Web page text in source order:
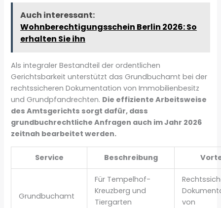
Auch interessant:
Wohnberechtigungsschein Berlin 2026: So
erhalten Sie ihn
Als integraler Bestandteil der ordentlichen
Gerichtsbarkeit unterstützt das Grundbuchamt bei der
rechtssicheren Dokumentation von Immobilienbesitz
und Grundpfandrechten. Die effiziente Arbeitsweise
des Amtsgerichts sorgt dafür, dass
grundbuchrechtliche Anfragen auch im Jahr 2026
zeitnah bearbeitet werden.
Service Beschreibung
Grundbuchamt
Für Tempelhof-
Kreuzberg und
Tiergarten
von